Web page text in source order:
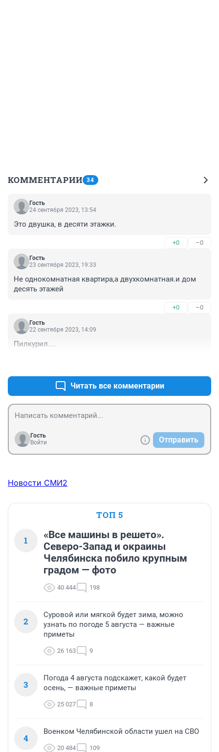
КОММЕНТАРИИ 34
Гость
24 сентября 2023, 13:54
Это двушка, в десяти этажки.
+0 –0
Гость
23 сентября 2023, 19:33
Не однокомнатная квартира,а двухкомнатная.и дом
десять этажей
+0 –0
Гость
22 сентября 2023, 14:09
Пилкурил....
Читать все комментарии
Гость
Войти
Отправить
Новости СМИ2
ТОП 5
1
«Все машины в решето».
Северо-Запад и окраины
Челябинска побило крупным
градом — фото
40 444 198
2
Суровой или мягкой будет зима, можно
узнать по погоде 5 августа — важные
приметы
26 163 9
3
Погода 4 августа подскажет, какой будет
осень, — важные приметы
25 027 8
4
Военком Челябинской области ушел на СВО
20 484 109